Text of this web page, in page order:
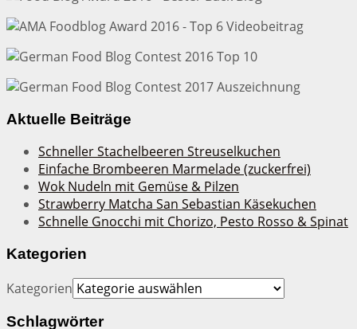
Aktuelle Beiträge
Schneller Stachelbeeren Streuselkuchen
Einfache Brombeeren Marmelade (zuckerfrei)
Wok Nudeln mit Gemüse & Pilzen
Strawberry Matcha San Sebastian Käsekuchen
Schnelle Gnocchi mit Chorizo, Pesto Rosso & Spinat
Kategorien
Kategorien
Schlagwörter